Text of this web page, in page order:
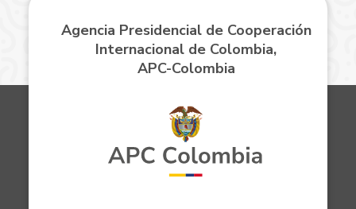
Agencia Presidencial de Cooperación
Internacional de Colombia,
APC-Colombia